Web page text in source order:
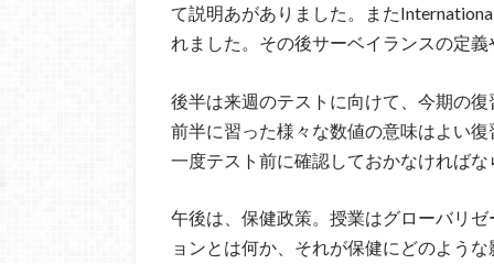
て説明あがありました。また
れました。その後サーベイランスの定
後半は来週のテストに向けて、今期の
前半に習った様々な数値の意味はよい
一度テスト前に確認しておかなければ
午後は、保健政策。授業はグローバリ
ョンとは何か、それが保健にどのよう